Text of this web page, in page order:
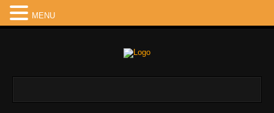
MENU